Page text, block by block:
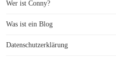
Wer ist Conny?
Was ist ein Blog
Datenschutzerklärung